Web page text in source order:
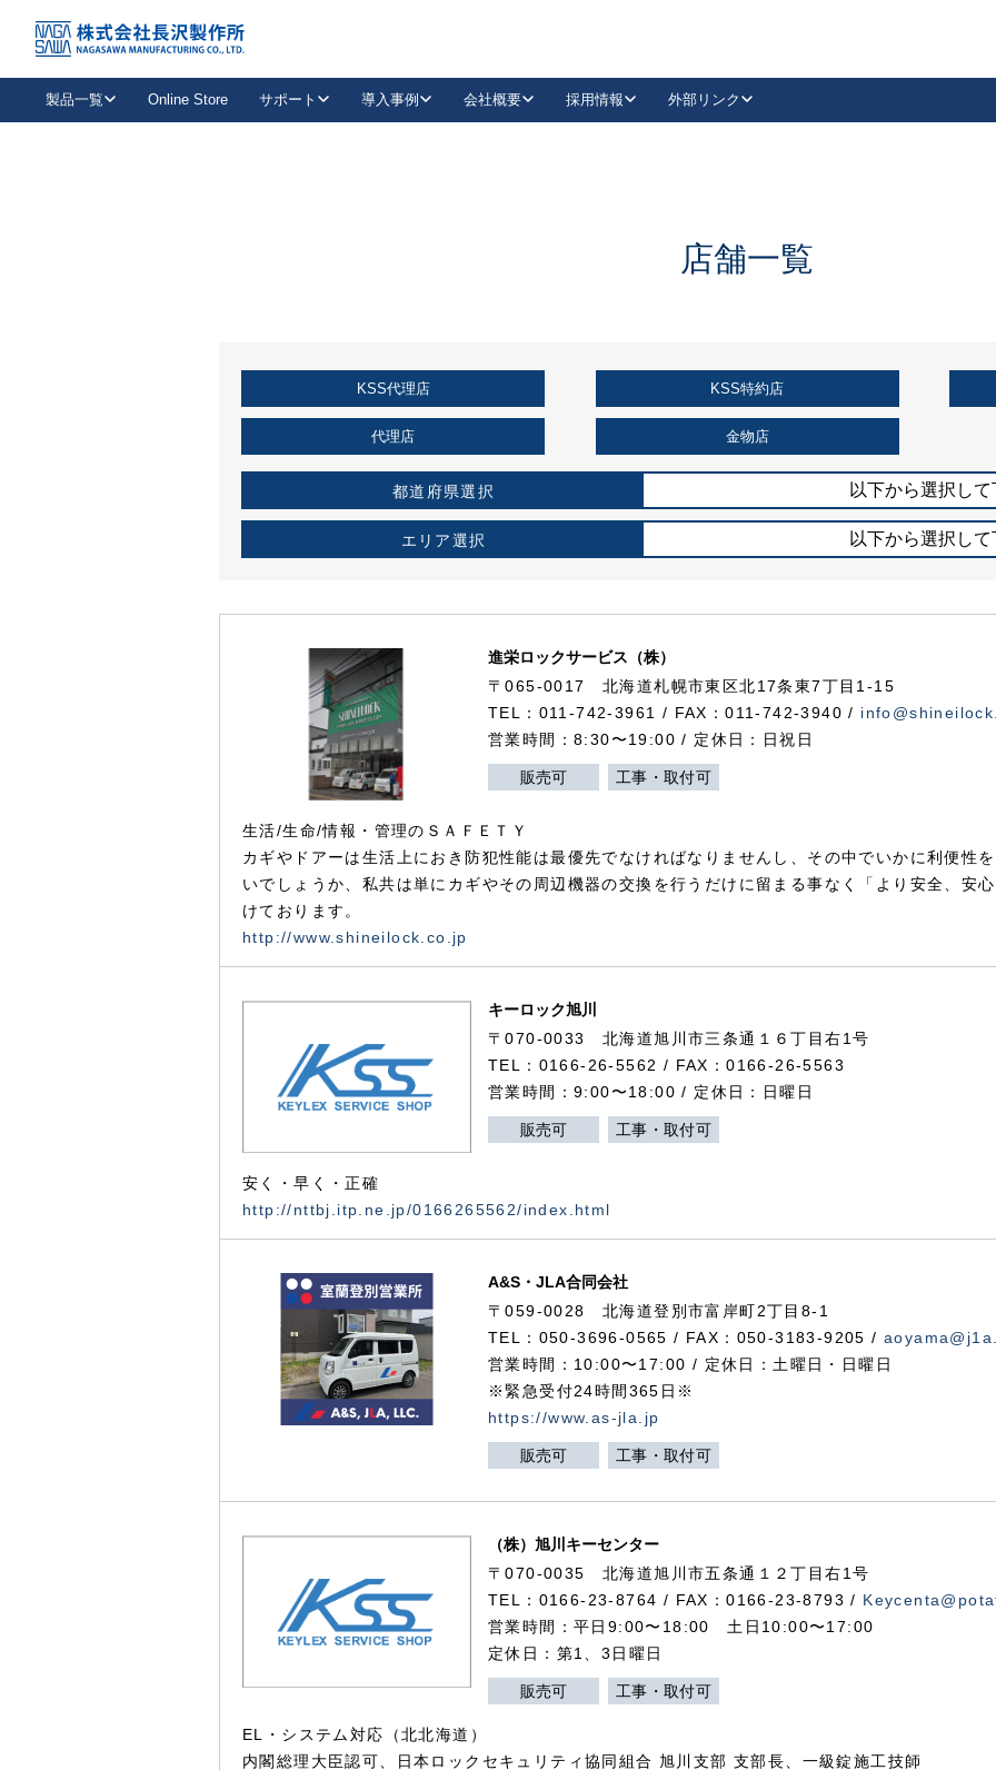
製品一覧
抗ウイルス・抗菌製品
キーレックスを品番からお探しいただけます。
Online Store サポート
取扱店情報
お役立ち情報
導入事例
企業様採用事例
会社概要 採用情報 外部リンク
LinkedIn
KSS加盟店・取扱店情報
店舗一覧
店舗一覧
KSS代理店 KSS特約店
代理店 金物店
都道府県選択 以下から選択し
エリア選択 以下から選択し
進栄ロックサービス（株）
〒065-0017 北海道札幌市東区北17条東7丁目1-15
TEL：011-742-3961 / FAX：011-742-3940 /
営業時間：8:30〜19:00 / 定休日：日祝日
販売可 工事・取付可
生活/生命/情報・管理のＳＡＦＥＴＹ
カギやドアーは生活上におき防犯性能は最優先でなければなりませんし、その中でいかに利便性
いでしょうか、私共は単にカギやその周辺機器の交換を行うだけに留まる事なく「より安全、安
けております。
http://www.shineilock.co.jp
キーロック旭川
〒070-0033 北海道旭川市三条通１６丁目右1号
TEL：0166-26-5562 / FAX：0166-26-5563
営業時間：9:00〜18:00 / 定休日：日曜日
販売可 工事・取付可
安く・早く・正確
http://nttbj.itp.ne.jp/0166265562/index.html
A&S・JLA合同会社
〒059-0028北海道登別市富岸町2丁目 8-1
TEL：050-3696-0565 / FAX：050-3183-9205 /
営業時間：10:00〜17:00 / 定休日：土曜日・日曜日
※緊急受付24時間365日※
https://www.as-jla.jp
販売可 工事・取付可
（株）旭川キーセンター
〒070-0035 北海道旭川市五条通１２丁目右1号
TEL：0166-23-8764 / FAX：0166-23-8793 /
営業時間：平日9:00〜18:00 土日10:00〜17:00
定休日：第1、3日曜日
販売可 工事・取付可
EL・システム対応（北北海道）
内閣総理大臣認可、日本ロックセキュリティ協同組合 旭川支部 支部長、一級錠施工技師